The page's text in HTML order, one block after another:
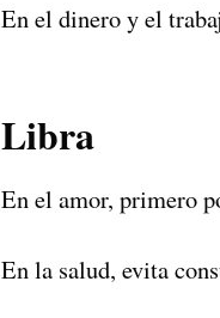
En el dinero y el
Libra
En el amor, primero
En la salud, evita